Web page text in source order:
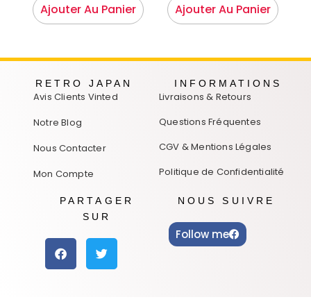
Ajouter Au Panier Ajouter Au Panier
RETRO JAPAN
Avis Clients Vinted
Notre Blog
Nous Contacter
Mon Compte
INFORMATIONS
Livraisons & Retours
Questions Fréquentes
CGV & Mentions Légales
Politique de Confidentialité
PARTAGER
SUR
NOUS SUIVRE
Follow me